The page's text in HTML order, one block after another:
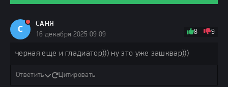
С
САНЯ
16 декабря 2025 09:09
8 9
черная еще и гладиатор))) ну это уже зашквар)))
Ответить Цитировать